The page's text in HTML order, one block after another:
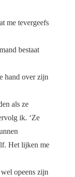
me tevergeefs
bestaat
hand over zijn
als ze
ik. ‘Ze
Het lijken me
opeens zijn